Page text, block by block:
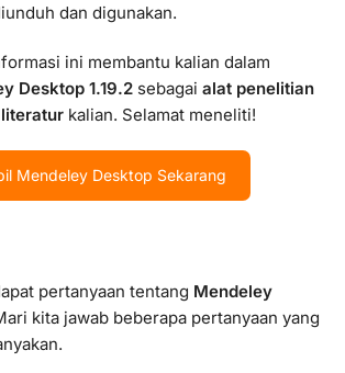
dan digunakan.
ini membantu kalian dalam
Desktop 1.19.2 sebagai alat penelitian
kalian. Selamat meneliti!
Mendeley Desktop Sekarang
pertanyaan tentang Mendeley
kita jawab beberapa pertanyaan yang